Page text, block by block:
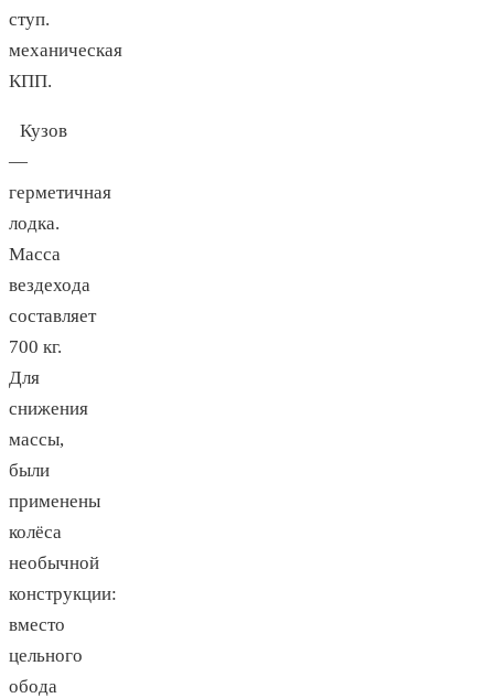
ступ.
механическая
КПП.
Кузов
—
герметичная
лодка.
Масса
вездехода
составляет
700 кг.
Для
снижения
массы,
были
применены
колёса
необычной
конструкции:
вместо
цельного
обода